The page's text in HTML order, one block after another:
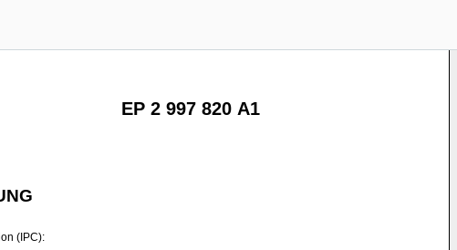
EP 2 997 820 A1
(IPC):